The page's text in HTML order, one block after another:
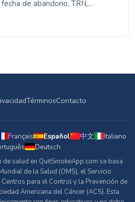
de abandono, TRN,
TérminosContacto
Français Español 中文
Italiano
Deutsch
salud en QuitSmokeApp.com se basa
de la Salud (OMS), el Servicio
para el Control y la Prevención de
Americana del Cáncer (ACS). Esta